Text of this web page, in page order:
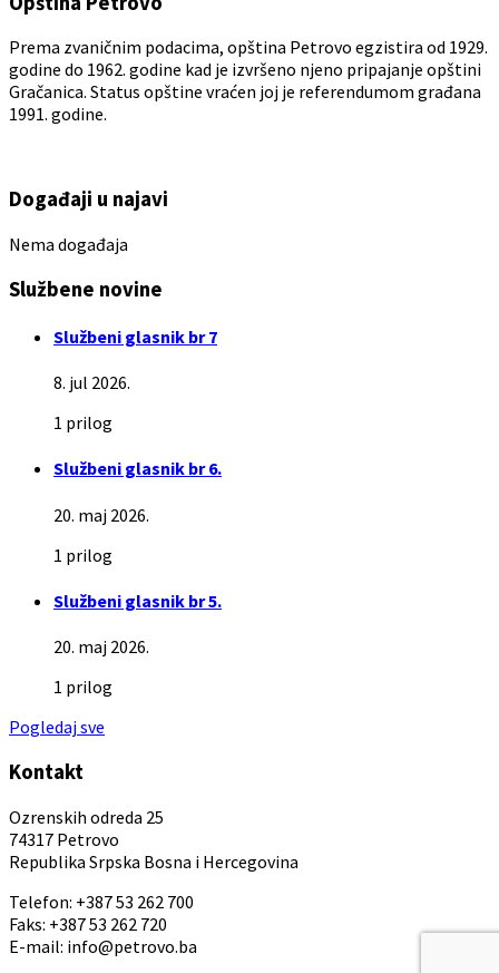
Prema zvaničnim podacima, opština Petrovo egzistira od 1929.
godine do 1962. godine kad je izvršeno njeno pripajanje opštini
Gračanica. Status opštine vraćen joj je referendumom građana
1991. godine.
Događaji u najavi
Nema događaja
Službene novine
Službeni glasnik br 7
8. jul 2026.
1 prilog
Službeni glasnik br 6.
20. maj 2026.
1 prilog
Službeni glasnik br 5.
20. maj 2026.
1 prilog
Pogledaj sve
Kontakt
Ozrenskih odreda 25
74317 Petrovo
Republika Srpska Bosna i Hercegovina
Telefon: +387 53 262 700
Faks: +387 53 262 720
E-mail: info@petrovo.ba